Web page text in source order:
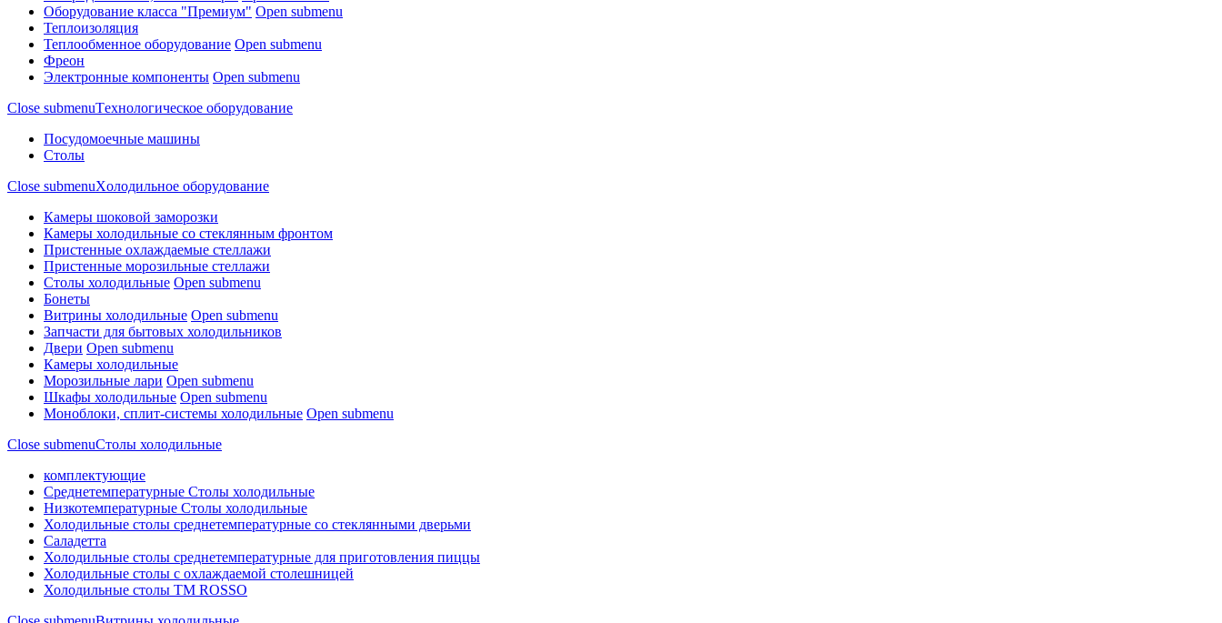
Оборудование класса "Премиум" Open submenu
Теплоизоляция
Теплообменное оборудование Open submenu
Фреон
Электронные компоненты Open submenu
Close submenuTехнологическое оборудование
Посудомоечные машины
Столы
Close submenuXолодильное оборудование
Камеры шоковой заморозки
Камеры холодильные со стеклянным фронтом
Пристенные охлаждаемые стеллажи
Пристенные морозильные стеллажи
Столы холодильные Open submenu
Бонеты
Витрины холодильные Open submenu
Запчасти для бытовых холодильников
Двери Open submenu
Камеры холодильные
Морозильные лари Open submenu
Шкафы холодильные Open submenu
Моноблоки, сплит-системы холодильные Open submenu
Close submenuСтолы холодильные
комплектующие
Среднетемпературные Столы холодильные
Низкотемпературные Столы холодильные
Холодильные столы среднетемпературные со стеклянными дверьми
Саладетта
Холодильные столы среднетемпературные для приготовления пиццы
Холодильные столы с охлаждаемой столешницей
Холодильные столы ТМ ROSSO